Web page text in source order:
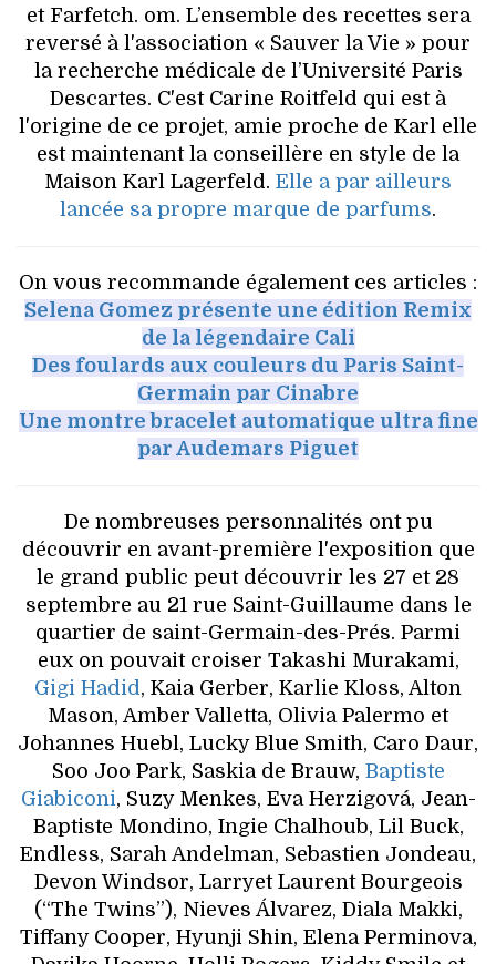
et Farfetch. om. L’ensemble des recettes sera
reversé à l'association « Sauver la Vie » pour
la recherche médicale de l’Université Paris
Descartes. C'est Carine Roitfeld qui est à
l'origine de ce projet, amie proche de Karl elle
est maintenant la conseillère en style de la
Maison Karl Lagerfeld. Elle a par ailleurs
lancée sa propre marque de parfums.
On vous recommande également ces articles :
Selena Gomez présente une édition Remix
de la légendaire Cali
Des foulards aux couleurs du Paris Saint-
Germain par Cinabre
Une montre bracelet automatique ultra fine
par Audemars Piguet
De nombreuses personnalités ont pu
découvrir en avant-première l'exposition que
le grand public peut découvrir les 27 et 28
septembre au 21 rue Saint-Guillaume dans le
quartier de saint-Germain-des-Prés. Parmi
eux on pouvait croiser Takashi Murakami,
Gigi Hadid , Kaia Gerber, Karlie Kloss, Alton
Mason, Amber Valletta, Olivia Palermo et
Johannes Huebl, Lucky Blue Smith, Caro Daur,
Soo Joo Park, Saskia de Brauw, Baptiste
Giabiconi, Suzy Menkes, Eva Herzigová, Jean-
Baptiste Mondino, Ingie Chalhoub, Lil Buck,
Endless, Sarah Andelman, Sebastien Jondeau,
Devon Windsor, Larryet Laurent Bourgeois
(“The Twins”), Nieves Álvarez, Diala Makki,
Tiffany Cooper, Hyunji Shin, Elena Perminova,